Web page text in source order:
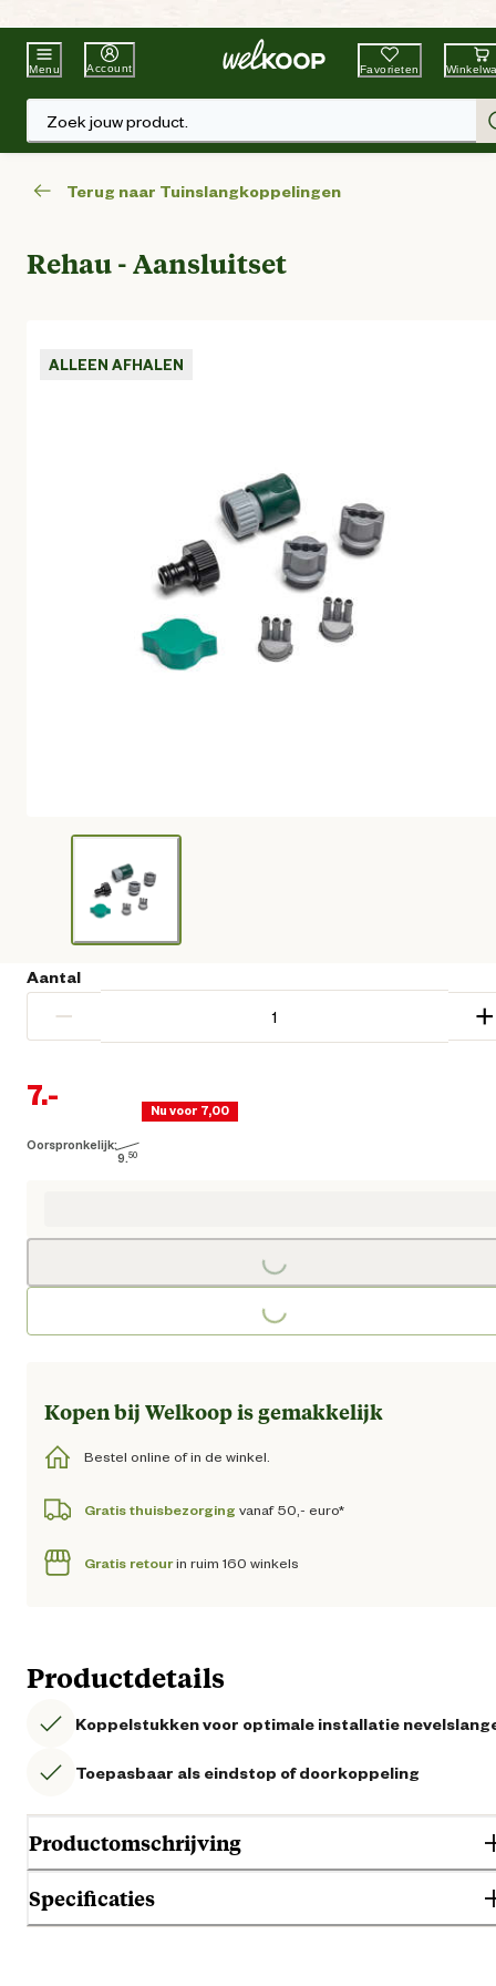
Beste WinkelketenTuin & Dier
Menu Account Favorieten
Zoek jouw product.
Terug naar Tuinslangkoppelingen
Rehau - Aansluitset
ALLEEN AFHALEN
Aantal
− +
Oorspronkelijk:
9.50
7.-
Huidige prijs € 7,00
Nu voor 7,00
Loading...
Loading...
Kopen bij Welkoop is gemakkelijk
Bestel online of in de winkel.
Gratis thuisbezorging vanaf 50,- euro*
Gratis retourin ruim 160 winkels
Productdetails
Koppelstukken voor optimale installatie
Toepasbaar als eindstop of doorkoppeling
Productomschrijving
Specificaties